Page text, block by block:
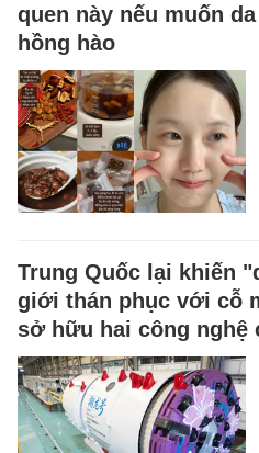
quen này nếu muốn
hồng hào
Trung Quốc lại khiến
giới thán phục với cỗ
sở hữu hai công nghệ